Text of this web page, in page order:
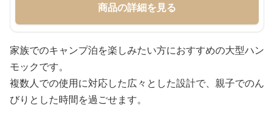
商品の詳細を見る
家族でのキャンプ泊を楽しみたい方におすすめの大型ハン
モックです。
複数人での使用に対応した広々とした設計で、親子でのん
びりとした時間を過ごせます。